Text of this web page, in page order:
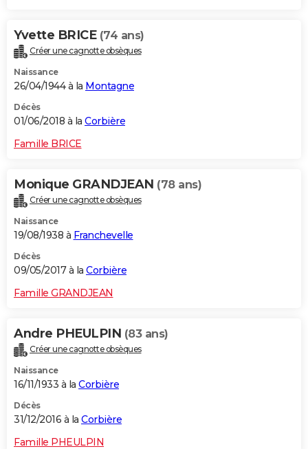
Carte de Noël
Carte Bonne année
Carte Saint-Valentin
Carte Pâques
Carte d'anniversaire
DICTIONNAIRE
Dictionnaire
Biographies
Citations
Expressions
Proverbes
PROGRAMME TV
S'inscrire
Se connecter
Lycées
Collèges
Primaires
Universités
Entreprises
Service militaire
Avis de recherche
AVIS DE DÉCÈS
FORUM
Bricolage
Television
Yvette BRICE (74 ans)
Créer une cagnotte obsèques
Naissance
26/04/1944 à la Montagne
Décès
01/06/2018 à la Corbière
Famille BRICE
Monique GRANDJEAN (78 ans)
Créer une cagnotte obsèques
Naissance
19/08/1938 à Franchevelle
Décès
09/05/2017 à la Corbière
Famille GRANDJEAN
Andre PHEULPIN (83 ans)
Créer une cagnotte obsèques
Naissance
16/11/1933 à la Corbière
Décès
31/12/2016 à la Corbière
Famille PHEULPIN